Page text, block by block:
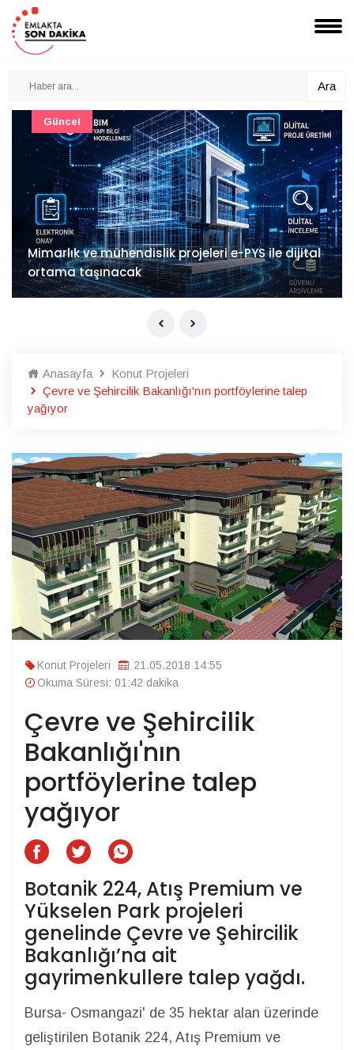
Ara
Mimarlık ve mühendislik projeleri e-PYS ile dijital
ortama taşınacak
Güncel
Anasayfa
Konut Projeleri
Çevre ve Şehircilik Bakanlığı'nın portföylerine talep
yağıyor
Konut Projeleri
21.05.2018 14:55
Okuma Süresi: 01:42 dakika
Çevre ve Şehircilik
Bakanlığı'nın
portföylerine talep
yağıyor
Botanik 224, Atış Premium ve
Yükselen Park projeleri
genelinde Çevre ve Şehircilik
Bakanlığı’na ait
gayrimenkullere talep yağdı.
Bursa- Osmangazi' de 35 hektar alan üzerinde
geliştirilen Botanik 224, Atış Premium ve